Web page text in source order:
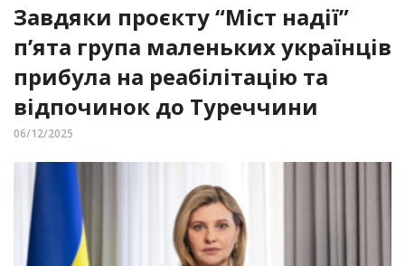
Завдяки проєкту “Міст надії”
п’ята група маленьких українців
прибула на реабілітацію та
відпочинок до Туреччини
06/12/2025